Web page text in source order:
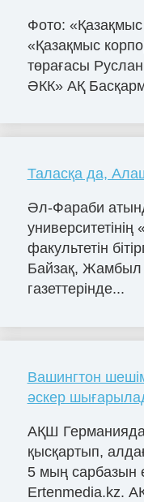
Фото:
«Қазақмыс
төрағасы
ӘКК» АҚ
Таласқа да,
Әл-Фараби
факультетін
Байзақ, Жамбыл
газеттерінде...
Вашингтон
әскер
АҚШ
қысқартып,
5 мың сарбазын
Ertenmedia.kz.